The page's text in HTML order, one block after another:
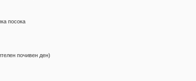
посока
почивен ден)